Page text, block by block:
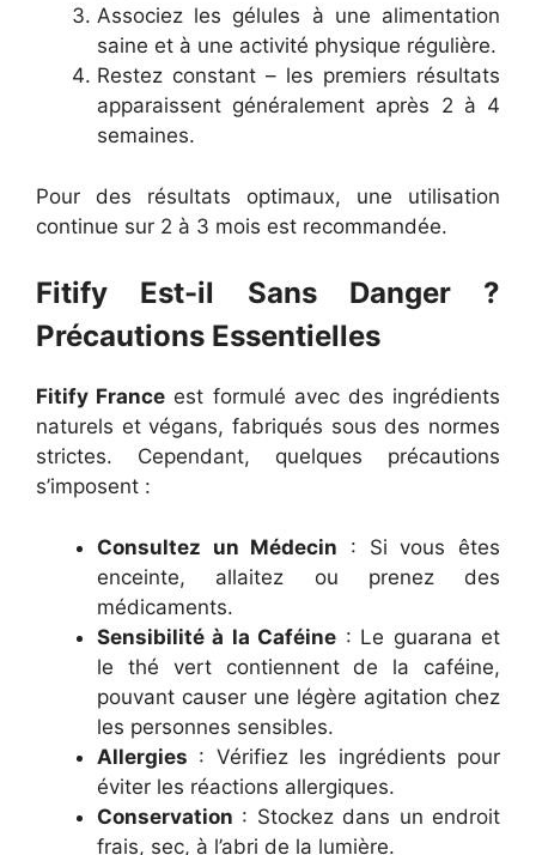
Associez les gélules à une alimentation
saine et à une activité physique régulière.
Restez constant – les premiers résultats
apparaissent généralement après 2 à 4
semaines.
Pour des résultats optimaux, une utilisation
continue sur 2 à 3 mois est recommandée.
Fitify Est-il Sans Danger ?
Précautions Essentielles
Fitify France est formulé avec des ingrédients
naturels et végans, fabriqués sous des normes
strictes. Cependant, quelques précautions
s’imposent :
Consultez un Médecin : Si vous êtes
enceinte, allaitez ou prenez des
médicaments.
Sensibilité à la Caféine : Le guarana et
le thé vert contiennent de la caféine,
pouvant causer une légère agitation chez
les personnes sensibles.
Allergies : Vérifiez les ingrédients pour
éviter les réactions allergiques.
Conservation : Stockez dans un endroit
frais, sec, à l’abri de la lumière.